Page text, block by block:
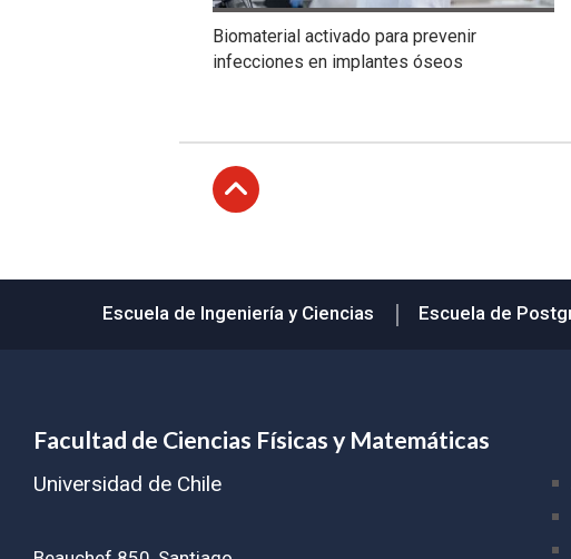
Biomaterial activado para prevenir
infecciones en implantes óseos
Escuela de Ingeniería y Ciencias Escuela de
Facultad de Ciencias Físicas y Matemáticas
Universidad de Chile